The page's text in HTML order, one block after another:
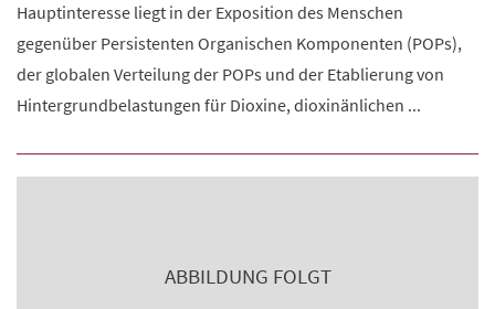
Hauptinteresse liegt in der Exposition des Menschen
gegenüber Persistenten Organischen Komponenten (POPs),
der globalen Verteilung der POPs und der Etablierung von
Hintergrundbelastungen für Dioxine, dioxinänlichen ...
ABBILDUNG FOLGT